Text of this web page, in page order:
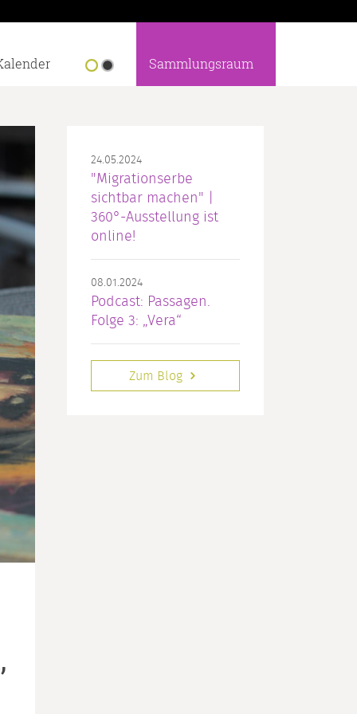
Sammlungsraum
24.05.2024
"Migrationserbe
sichtbar machen" |
360°-Ausstellung ist
online!
08.01.2024
Podcast: Passagen.
Folge 3: „Vera“
Zum Blog